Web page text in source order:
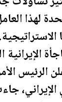
لهذا
الرئيس